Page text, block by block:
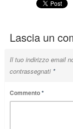
Lascia un
Il tuo indirizzo email
contrassegnati *
Commento*